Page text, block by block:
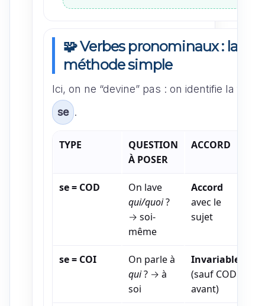
🧩 Verbes pronominaux : la
méthode simple
Ici, on ne “devine” pas : on identifie la
se .
TYPE
QUESTION
À POSER
ACCORD
se = COD
On lave
qui/quoi?
→ soi-
même
Accord
avec le
sujet
se = COI
On parle à
qui? → à
soi
Invariable
(sauf COD
avant)